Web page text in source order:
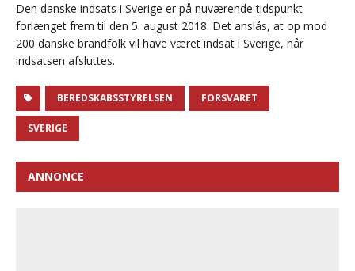
Den danske indsats i Sverige er på nuværende tidspunkt
forlænget frem til den 5. august 2018. Det anslås, at op mod
200 danske brandfolk vil have været indsat i Sverige, når
indsatsen afsluttes.
BEREDSKABSSTYRELSEN FORSVARET
SVERIGE
ANNONCE